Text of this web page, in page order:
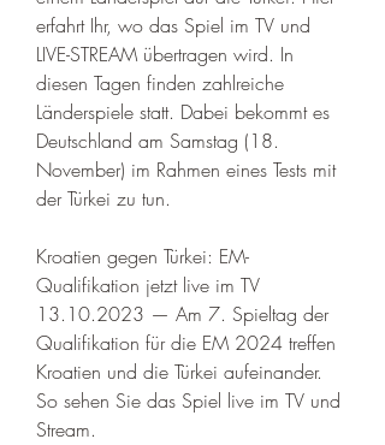
erfahrt Ihr, wo das Spiel im TV und
LIVE-STREAM übertragen wird. In
diesen Tagen finden zahlreiche
Länderspiele statt. Dabei bekommt es
Deutschland am Samstag (18.
November) im Rahmen eines Tests mit
der Türkei zu tun.
Kroatien gegen Türkei: EM-
Qualifikation jetzt live im TV
13.10.2023 — Am 7. Spieltag der
Qualifikation für die EM 2024 treffen
Kroatien und die Türkei aufeinander.
So sehen Sie das Spiel live im TV und
Stream.